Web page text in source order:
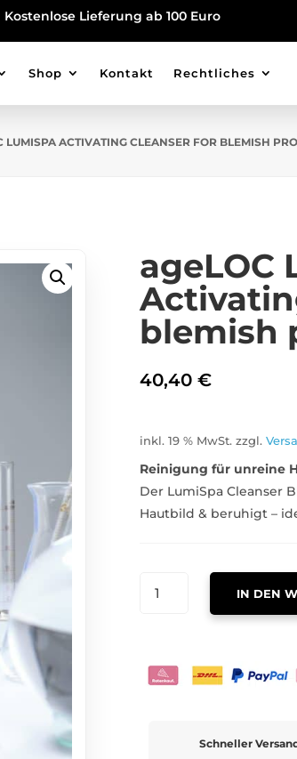
Kostenlose Lieferung ab 100 Euro
Shop Kontakt Rechtliches
LUMISPA ACTIVATING CLEANSER FOR BLEMISH
ageLOC
blemish
40,40 €
inkl. 19 % MwSt. zzgl.
Reinigung für unreine
Der LumiSpa Cleanser
Hautbild & beruhigt –
LUMISPA
FOR
BLEMISH
IN DEN
Schneller